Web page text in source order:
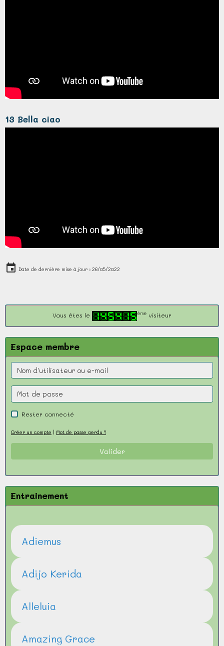
13 Bella ciao
Date de dernière mise à jour : 26/05/2022
Vous êtes le ème visiteur
Espace membre
Rester connecté
Créer un compte | Mot de passe perdu ?
Valider
Entrainement
Adiemus
Adijo Kerida
Alleluia
Amazing Grace